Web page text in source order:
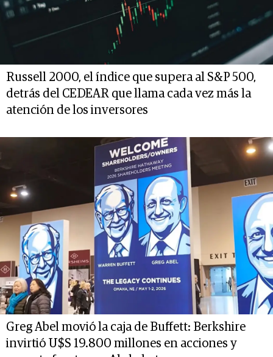
Russell 2000, el índice que supera al S&P 500,
detrás del CEDEAR que llama cada vez más la
atención de los inversores
Greg Abel movió la caja de Buffett: Berkshire
invirtió U$S 19.800 millones en acciones y